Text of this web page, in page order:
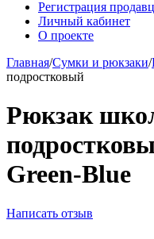
Регистрация
Личный кабинет
О проекте
Главная/Сумки и рюкзаки/
подростковый
Рюкзак
Green-Blue
Написать отзыв